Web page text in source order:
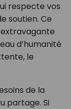
respecte vos
soutien. Ce
d’humanité
le
de la
partage. Si